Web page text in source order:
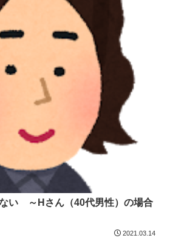
い ～Hさん（40代男性）の場合
2021.03.14